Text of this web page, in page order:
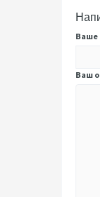
Ваше
Ваш